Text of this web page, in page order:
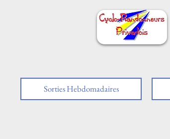
Sorties Hebdomadaires